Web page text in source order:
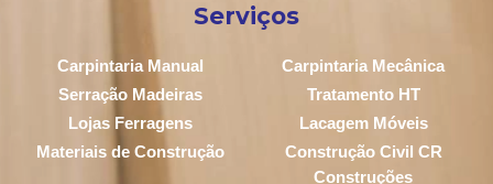
Serviços
Carpintaria Manual
Carpintaria Mecânica
Serração Madeiras
Tratamento HT
Lojas Ferragens
Lacagem Móveis
Materiais de Construção
Construção Civil CR
Construções